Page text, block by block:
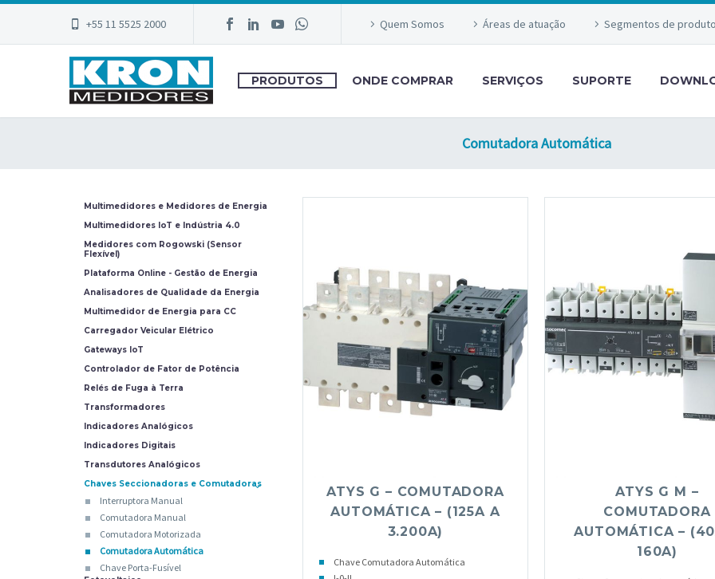
+55 11 5525 2000 Quem Somos Áreas de atuação Segmentos de
PRODUTOS ONDE COMPRAR SERVIÇOS SUPORTE
Comutadora Automática
ATYS G – COMUTADORA
AUTOMÁTICA – (125A A
3.200A)
Chave Comutadora Automática
ATYS G M –
COMUTADORA
AUTOMÁTICA –
160A)
Multimedidores e Medidores de Energia
Multimedidores IoT e Indústria 4.0
Medidores com Rogowski (Sensor
Flexível)
Plataforma Online - Gestão de Energia
Analisadores de Qualidade da Energia
Multimedidor de Energia para CC
Carregador Veicular Elétrico
Gateways IoT
Controlador de Fator de Potência
Relés de Fuga à Terra
Transformadores
Indicadores Analógicos
Indicadores Digitais
Transdutores Analógicos
Chaves Seccionadoras e Comutadoras
Interruptora Manual
Comutadora Manual
Comutadora Motorizada
Comutadora Automática
Chave Porta-Fusível